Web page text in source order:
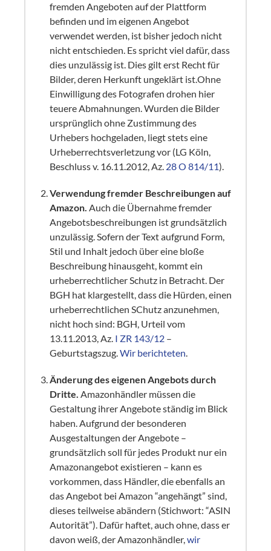
fremden Angeboten auf der Plattform
befinden und im eigenen Angebot
verwendet werden, ist bisher jedoch nicht
nicht entschieden. Es spricht viel dafür, dass
dies unzulässig ist. Dies gilt erst Recht für
Bilder, deren Herkunft ungeklärt ist.Ohne
Einwilligung des Fotografen drohen hier
teuere Abmahnungen. Wurden die Bilder
ursprünglich ohne Zustimmung des
Urhebers hochgeladen, liegt stets eine
Urheberrechtsverletzung vor (LG Köln,
Beschluss v. 16.11.2012, Az. 28 O 814/11).
Verwendung fremder Beschreibungen auf
Amazon.Auch die Übernahme fremder
Angebotsbeschreibungen ist grundsätzlich
unzulässig. Sofern der Text aufgrund Form,
Stil und Inhalt jedoch über eine bloße
Beschreibung hinausgeht, kommt ein
urheberrechtlicher Schutz in Betracht. Der
BGH hat klargestellt, dass die Hürden, einen
urheberrechtlichen SChutz anzunehmen,
nicht hoch sind: BGH, Urteil vom
13.11.2013, Az. I ZR 143/12 –
Geburtstagszug.Wir berichteten.
Änderung des eigenen Angebots durch
Dritte.Amazonhändler müssen die
Gestaltung ihrer Angebote ständig im Blick
haben. Aufgrund der besonderen
Ausgestaltungen der Angebote –
grundsätzlich soll für jedes Produkt nur ein
Amazonangebot existieren – kann es
vorkommen, dass Händler, die ebenfalls an
das Angebot bei Amazon “angehängt” sind,
dieses teilweise abändern (Stichwort: “ASIN
Autorität”). Dafür haftet, auch ohne, dass er
davon weiß, der Amazonhändler,wir